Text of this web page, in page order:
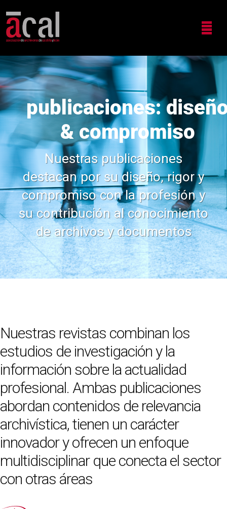
publicaciones:
& compromiso
Nuestras publicaciones
destacan por su diseño, rigor y
compromiso con la profesión y
su contribución al conocimiento
de archivos y documentos
Nuestras revistas combinan los
estudios de investigación y la
información sobre la actualidad
profesional. Ambas publicaciones
abordan contenidos de relevancia
archivística, tienen un carácter
innovador y ofrecen un enfoque
multidisciplinar que conecta el sector
con otras áreas